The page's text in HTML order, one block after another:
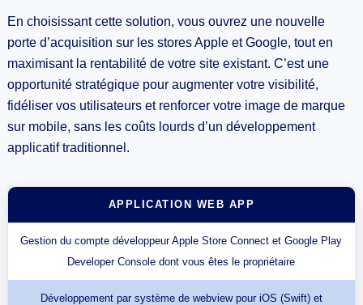
En choisissant cette solution, vous ouvrez une nouvelle
porte d’acquisition sur les stores Apple et Google, tout en
maximisant la rentabilité de votre site existant. C’est une
opportunité stratégique pour augmenter votre visibilité,
fidéliser vos utilisateurs et renforcer votre image de marque
sur mobile, sans les coûts lourds d’un développement
applicatif traditionnel.
APPLICATION WEB APP
Gestion du compte développeur Apple Store Connect et Google Play
Developer Console dont vous êtes le propriétaire
Développement par système de webview pour iOS (Swift) et